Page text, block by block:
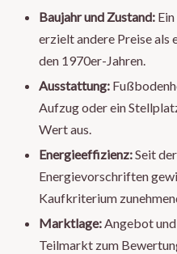
Baujahr und Zustand:
erzielt andere Preise als
den 1970er-Jahren.
Ausstattung:
Aufzug oder ein
Wert aus.
Energieeffizienz:Seit
Energievorschriften
Kaufkriterium
Marktlage:Angebot
Teilmarkt zum